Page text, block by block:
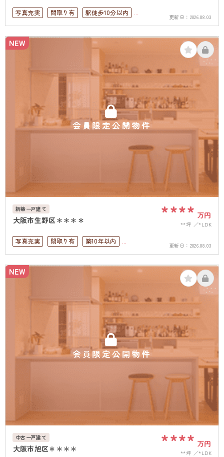
写真充実 間取り有
駅徒歩10分以内
駐車場2台可
ペット可
4LDK以上
接道6ｍ以上
駐車場１台無料
更新日： 2026.08.03
会員限定公開物件
NEW
新築一戸建て
大阪市生野区＊＊＊＊ **** 万円
**坪 *LDK
写真充実 間取り有
築10年以内
駅徒歩10分以内
ペット可
駐車場１台無料
上下水道完備
更新日： 2026.08.03
会員限定公開物件
NEW
中古一戸建て
大阪市旭区＊＊＊＊ **** 万円
**坪 *LDK